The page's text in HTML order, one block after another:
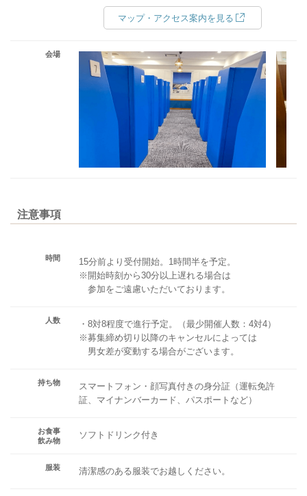
マップ・アクセス案内を見る
会場
注意事項
時間
15分前より受付開始。1時間半を予定。
※開始時刻から30分以上遅れる場合は
参加をご遠慮いただいております。
人数
・8対8程度で進行予定。（最少開催人数：4対4）
※募集締め切り以降のキャンセルによっては
男女差が変動する場合がございます。
持ち物
スマートフォン・顔写真付きの身分証（運転免許
証、マイナンバーカード、パスポートなど）
お食事
飲み物
ソフトドリンク付き
服装 清潔感のある服装でお越しください。